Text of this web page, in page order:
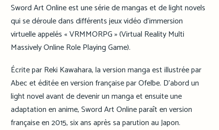
Sword Art Online est une série de mangas et de light novels
qui se déroule dans différents jeux vidéo d’immersion
virtuelle appelés « VRMMORPG » (Virtual Reality Multi
Massively Online Role Playing Game).
Écrite par Reki Kawahara, la version manga est illustrée par
Abec et éditée en version française par Ofelbe. D’abord un
light novel avant de devenir un manga et ensuite une
adaptation en anime, Sword Art Online paraît en version
française en 2015, six ans après sa parution au Japon.